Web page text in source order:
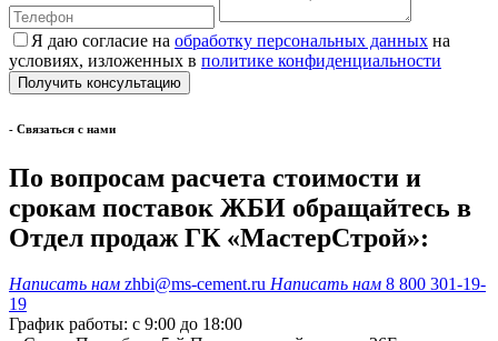
Я даю согласие на обработку персональных данных на
условиях, изложенных в политике конфиденциальности
- Cвязаться с нами
По вопросам расчета стоимости и
срокам поставок ЖБИ обращайтесь в
Отдел продаж ГК «МастерСтрой»:
Написать нам zhbi@ms-cement.ru Написать нам 8 800 301-19-
19
График работы: с 9:00 до 18:00